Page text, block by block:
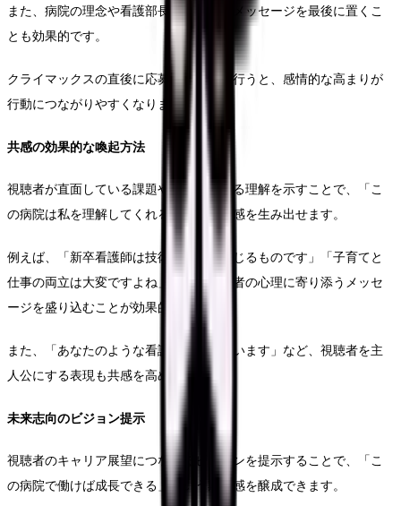
また、病院の理念や看護部長からの熱いメッセージを最後に置くこ
とも効果的です。
クライマックスの直後に応募への誘導を行うと、感情的な高まりが
行動につながりやすくなります。
共感の効果的な喚起方法
視聴者が直面している課題や不安に対する理解を示すことで、「こ
の病院は私を理解してくれる」という共感を生み出せます。
例えば、「新卒看護師は技術に不安を感じるものです」「子育てと
仕事の両立は大変ですよね」など、視聴者の心理に寄り添うメッセ
ージを盛り込むことが効果的です。
また、「あなたのような看護師を待っています」など、視聴者を主
人公にする表現も共感を高めます。
未来志向のビジョン提示
視聴者のキャリア展望につながるビジョンを提示することで、「こ
の病院で働けば成長できる」という期待感を醸成できます。